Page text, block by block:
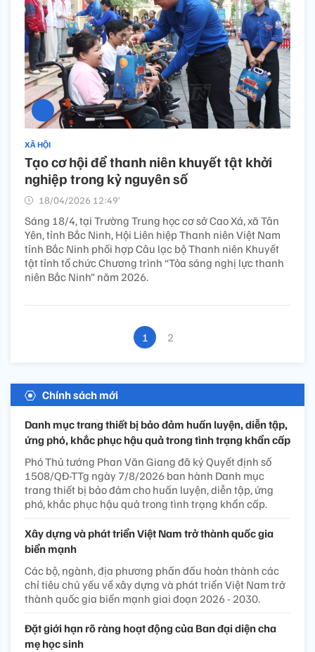
XÃ HỘI
Tạo cơ hội để thanh niên khuyết tật khởi
nghiệp trong kỷ nguyên số
18/04/2026 12:49’
Sáng 18/4, tại Trường Trung học cơ sở Cao Xá, xã Tân
Yên, tỉnh Bắc Ninh, Hội Liên hiệp Thanh niên Việt Nam
tỉnh Bắc Ninh phối hợp Câu lạc bộ Thanh niên Khuyết
tật tỉnh tổ chức Chương trình “Tỏa sáng nghị lực thanh
niên Bắc Ninh” năm 2026.
1 2
Chính sách mới
Danh mục trang thiết bị bảo đảm huấn luyện, diễn tập,
ứng phó, khắc phục hậu quả trong tình trạng khẩn cấp
Phó Thủ tướng Phan Văn Giang đã ký Quyết định số
1508/QĐ-TTg ngày 7/8/2026 ban hành Danh mục
trang thiết bị bảo đảm cho huấn luyện, diễn tập, ứng
phó, khắc phục hậu quả trong tình trạng khẩn cấp.
Xây dựng và phát triển Việt Nam trở thành quốc gia
biển mạnh
Các bộ, ngành, địa phương phấn đấu hoàn thành các
chỉ tiêu chủ yếu về xây dựng và phát triển Việt Nam trở
thành quốc gia biển mạnh giai đoạn 2026 - 2030.
Đặt giới hạn rõ ràng hoạt động của Ban đại diện cha
mẹ học sinh